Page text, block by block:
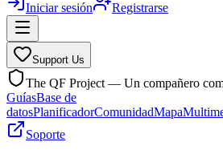
Iniciar sesión Registrarse
Support Us
The QF Project — Un compañero
GuíasBase de
datosPlanificadorComunidadMapa
Soporte